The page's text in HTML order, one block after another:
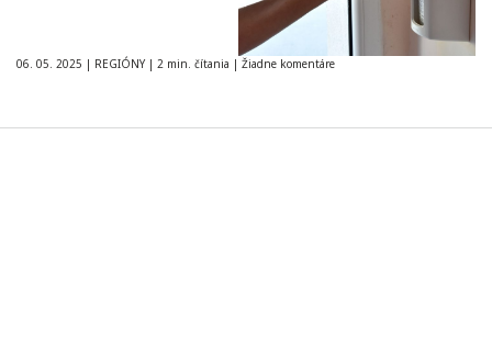
06. 05. 2025 | REGIÓNY | 2 min. čítania | Žiadne komentáre